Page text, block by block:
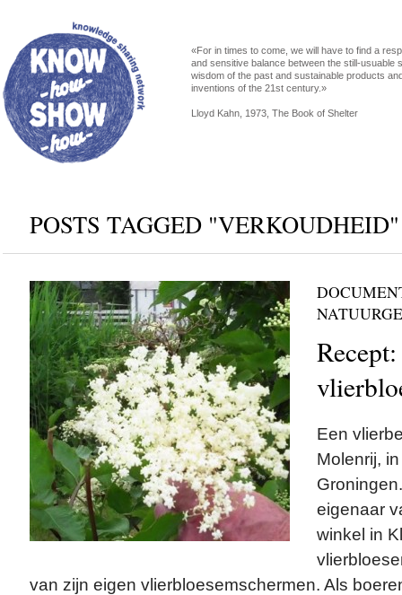
«For in times to come, we will have to find a
and sensitive balance between the still-usuable
wisdom of the past and sustainable products
inventions of the 21st century.»
Lloyd Kahn, 1973, The Book of Shelter
POSTS TAGGED "VERKOUDHEID"
Recept:
Een
Molenrij,
eigenaar
winkel in
van zijn eigen vlierbloesemschermen. Als